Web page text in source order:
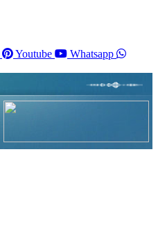
Youtube Whatsapp